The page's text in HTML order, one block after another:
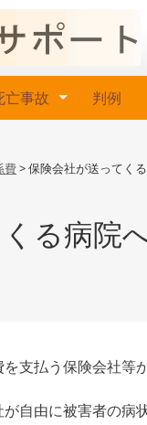
亡事故 判例
費>保険会社が送ってく
る病院
支払う保険会社等
自由に被害者の